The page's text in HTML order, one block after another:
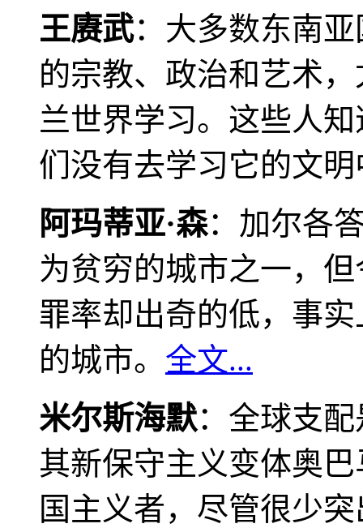
王赓武：大多数东南
的宗教、政治和艺术
兰世界学习。这些人
们没有去学习它的文
阿玛蒂亚·森：加尔各
为贫穷的城市之一，
罪率却出奇的低，事
的城市。 全文...
米尔斯海默：全球支
其新保守主义变体奥
国主义者，尽管很少